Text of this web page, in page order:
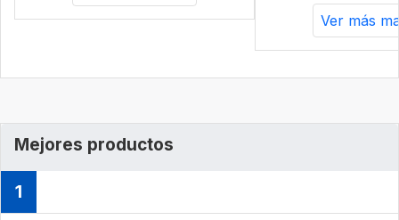
Ver más
Mejores productos
1